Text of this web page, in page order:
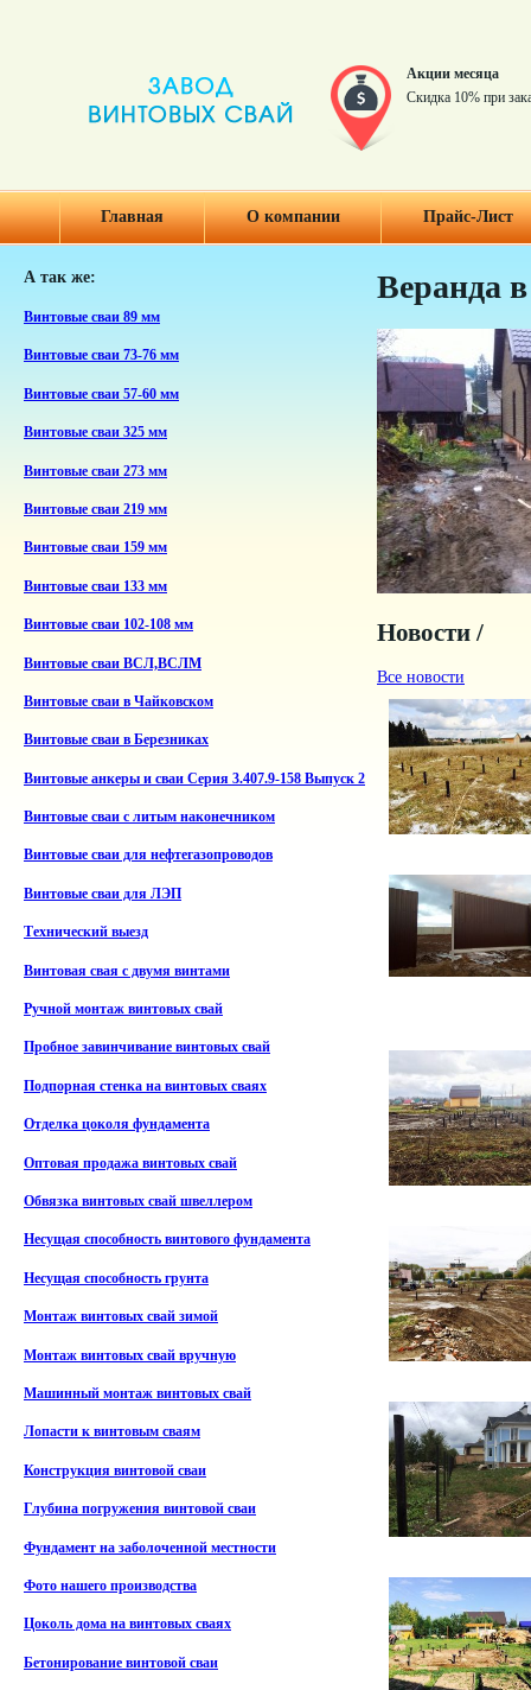
Акции месяца
Скидка 10% при
Главная О компании Прайс-Лист
А так же:
Винтовые сваи 89 мм
Винтовые сваи 73-76 мм
Винтовые сваи 57-60 мм
Винтовые сваи 325 мм
Винтовые сваи 273 мм
Винтовые сваи 219 мм
Винтовые сваи 159 мм
Винтовые сваи 133 мм
Винтовые сваи 102-108 мм
Винтовые сваи ВСЛ,ВСЛМ
Винтовые сваи в Чайковском
Винтовые сваи в Березниках
Винтовые анкеры и сваи Серия 3.407.9-158 Выпуск 2
Винтовые сваи с литым наконечником
Винтовые сваи для нефтегазопроводов
Винтовые сваи для ЛЭП
Технический выезд
Винтовая свая с двумя винтами
Ручной монтаж винтовых свай
Пробное завинчивание винтовых свай
Подпорная стенка на винтовых сваях
Отделка цоколя фундамента
Оптовая продажа винтовых свай
Обвязка винтовых свай швеллером
Несущая способность винтового фундамента
Несущая способность грунта
Монтаж винтовых свай зимой
Монтаж винтовых свай вручную
Машинный монтаж винтовых свай
Лопасти к винтовым сваям
Конструкция винтовой сваи
Глубина погружения винтовой сваи
Фундамент на заболоченной местности
Фото нашего производства
Цоколь дома на винтовых сваях
Бетонирование винтовой сваи
Веранда
Новости /
Все новости